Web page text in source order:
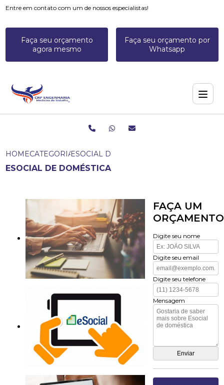
Entre em contato com um de nossos especialistas!
Faça seu orçamento
agora mesmo
Faça seu orçamento por
Whatsapp
HOMECATEGORIASESOCIAL DE DOMÉSTICA
ESOCIAL DE DOMÉSTICA
FAÇA UM
ORÇAMENTO
Digite seu nome
Digite seu email
Digite seu telefone
Mensagem